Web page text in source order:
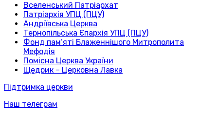
Вселенський Патріархат
Патріархія УПЦ (ПЦУ)
Андріївська Церква
Тернопільська Єпархія УПЦ (ПЦУ)
Фонд пам’яті Блаженнішого Митрополита
Мефодія
Помісна Церква України
Щедрик – Церковна Лавка
Підтримка церкви
Наш телеграм